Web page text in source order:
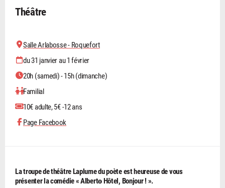
Théâtre
Salle Arlabosse - Roquefort
du 31 janvier au 1 février
20h (samedi) - 15h (dimanche)
Familial
10€ adulte, 5€ -12 ans
Page Facebook
La troupe de théâtre Laplume du poète est heureuse de vous
présenter la comédie « Albert𝐨 Hôtel, Bonjour ! ».